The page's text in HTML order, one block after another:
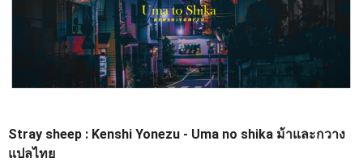
Stray sheep : Kenshi Yonezu - Uma no shika ม้าและกวาง
แปลไทย